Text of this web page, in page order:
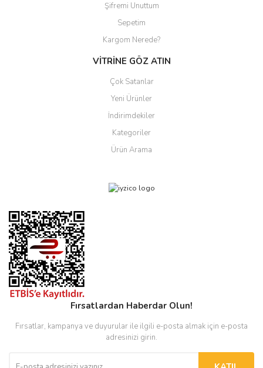
Şifremi Unuttum
Sepetim
Kargom Nerede?
VİTRİNE GÖZ ATIN
Çok Satanlar
Yeni Ürünler
İndirimdekiler
Kategoriler
Ürün Arama
Fırsatlardan Haberdar Olun!
Fırsatlar, kampanya ve duyurular ile ilgili e-posta almak için e-posta
adresinizi girin.